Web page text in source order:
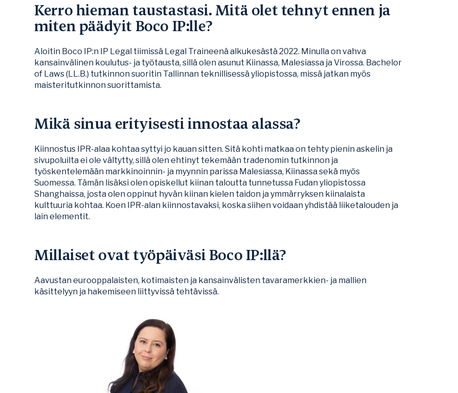
Kerro hieman taustastasi. Mitä olet tehnyt ennen ja
miten päädyit Boco IP:lle?
Aloitin Boco IP:n IP Legal tiimissä Legal Traineenä alkukesästä 2022. Minulla on vahva
kansainvälinen koulutus- ja työtausta, sillä olen asunut Kiinassa, Malesiassa ja Virossa. Bachelor
of Laws (LL.B.) tutkinnon suoritin Tallinnan teknillisessä yliopistossa, missä jatkan myös
maisteritutkinnon suorittamista.
Mikä sinua erityisesti innostaa alassa?
Kiinnostus IPR-alaa kohtaa syttyi jo kauan sitten. Sitä kohti matkaa on tehty pienin askelin ja
sivupoluilta ei ole vältytty, sillä olen ehtinyt tekemään tradenomin tutkinnon ja
työskentelemään markkinoinnin- ja myynnin parissa Malesiassa, Kiinassa sekä myös
Suomessa. Tämän lisäksi olen opiskellut kiinan taloutta tunnetussa Fudan yliopistossa
Shanghaissa, josta olen oppinut hyvän kiinan kielen taidon ja ymmärryksen kiinalaista
kulttuuria kohtaa. Koen IPR-alan kiinnostavaksi, koska siihen voidaan yhdistää liiketalouden ja
lain elementit.
Millaiset ovat työpäiväsi Boco IP:llä?
Aavustan eurooppalaisten, kotimaisten ja kansainvälisten tavaramerkkien- ja mallien
käsittelyyn ja hakemiseen liittyvissä tehtävissä.